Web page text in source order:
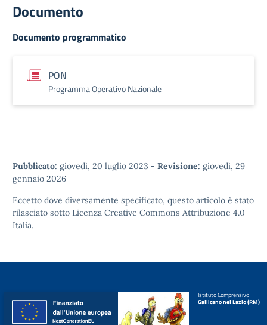
Documento
Documento programmatico
PON
Programma Operativo Nazionale
Pubblicato: giovedì, 20 luglio 2023 - Revisione: giovedì, 29
gennaio 2026
Eccetto dove diversamente specificato, questo articolo è stato
rilasciato sotto Licenza Creative Commons Attribuzione 4.0
Italia.
Istituto Comprensivo
Gallicano nel Lazio (RM)